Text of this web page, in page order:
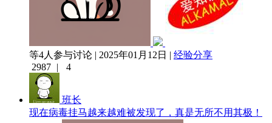
等4人参与讨论 | 2025年01月12日 | 经验分享
2987 | 4
班长
现在病毒挂马越来越难被发现了，真是无所不用其极！